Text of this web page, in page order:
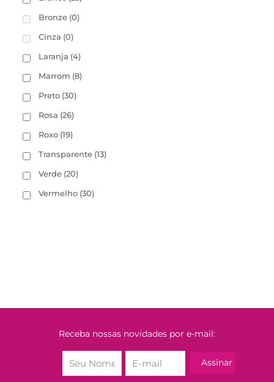
Bronze (0)
Cinza (0)
Laranja (4)
Marrom (8)
Preto (30)
Rosa (26)
Roxo (19)
Transparente (13)
Verde (20)
Vermelho (30)
Receba nossas novidades por e-mail: